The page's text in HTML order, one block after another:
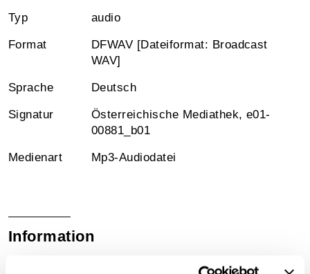
Typ audio
Format
DFWAV [Dateiformat: Broadcast
WAV]
Sprache Deutsch
Signatur
Österreichische Mediathek, e01-
00881_b01
Medienart Mp3-Audiodatei
Information